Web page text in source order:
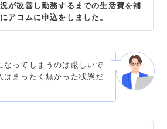
が改善し勤務するまでの生活費を補
アコムに申込をしました。
なってしまうのは厳しいで
はまったく無かった状態だ